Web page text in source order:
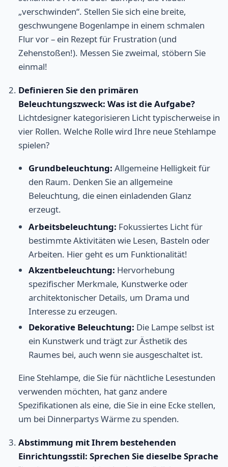
„verschwinden“. Stellen Sie sich eine breite,
geschwungene Bogenlampe in einem schmalen
Flur vor – ein Rezept für Frustration (und
Zehenstoßen!). Messen Sie zweimal, stöbern Sie
einmal!
Definieren Sie den primären
Beleuchtungszweck: Was ist die Aufgabe?
Lichtdesigner kategorisieren Licht typischerweise in
vier Rollen. Welche Rolle wird Ihre neue Stehlampe
spielen?
Grundbeleuchtung: Allgemeine Helligkeit für
den Raum. Denken Sie an allgemeine
Beleuchtung, die einen einladenden Glanz
erzeugt.
Arbeitsbeleuchtung: Fokussiertes Licht für
bestimmte Aktivitäten wie Lesen, Basteln oder
Arbeiten. Hier geht es um Funktionalität!
Akzentbeleuchtung: Hervorhebung
spezifischer Merkmale, Kunstwerke oder
architektonischer Details, um Drama und
Interesse zu erzeugen.
Dekorative Beleuchtung: Die Lampe selbst ist
ein Kunstwerk und trägt zur Ästhetik des
Raumes bei, auch wenn sie ausgeschaltet ist.
Eine Stehlampe, die Sie für nächtliche Lesestunden
verwenden möchten, hat ganz andere
Spezifikationen als eine, die Sie in eine Ecke stellen,
um bei Dinnerpartys Wärme zu spenden.
Abstimmung mit Ihrem bestehenden
Einrichtungsstil: Sprechen Sie dieselbe Sprache